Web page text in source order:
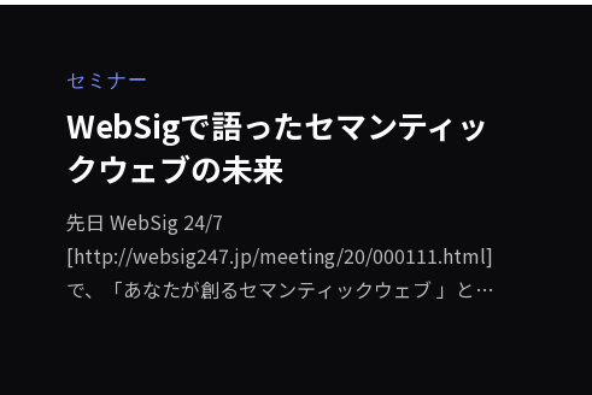
セミナー
WebSigで語ったセマンティッ
クウェブの未来
先日 WebSig 24/7
[http://websig247.jp/meeting/20/000111.html]
で、「あなたが創るセマンティックウェブ 」とい